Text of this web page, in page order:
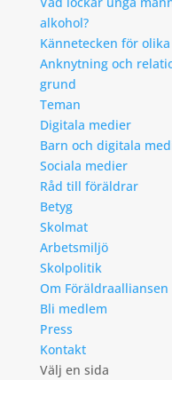
alkohol?
Kännetecken för
Anknytning och
grund
Teman
Digitala medier
Barn och digitala
Sociala medier
Råd till föräldrar
Betyg
Skolmat
Arbetsmiljö
Skolpolitik
Om Föräldraalliansen
Bli medlem
Press
Kontakt
Välj en sida